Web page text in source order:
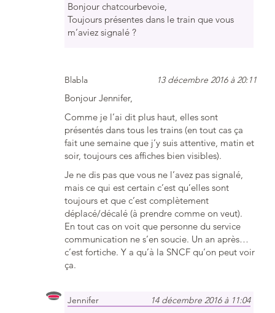
Bonjour chatcourbevoie,
Toujours présentes dans le train que vous
m’aviez signalé ?
Blabla 13 décembre 2016 à 20:11
Bonjour Jennifer,
Comme je l’ai dit plus haut, elles sont
présentés dans tous les trains (en tout cas ça
fait une semaine que j’y suis attentive, matin et
soir, toujours ces affiches bien visibles).
Je ne dis pas que vous ne l’avez pas signalé,
mais ce qui est certain c’est qu’elles sont
toujours et que c’est complètement
déplacé/décalé (à prendre comme on veut).
En tout cas on voit que personne du service
communication ne s’en soucie. Un an après…
c’est fortiche. Y a qu’à la SNCF qu’on peut voir
ça.
Jennifer 14 décembre 2016 à 11:04